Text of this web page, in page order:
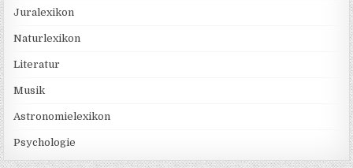
Juralexikon
Naturlexikon
Literatur
Musik
Astronomielexikon
Psychologie